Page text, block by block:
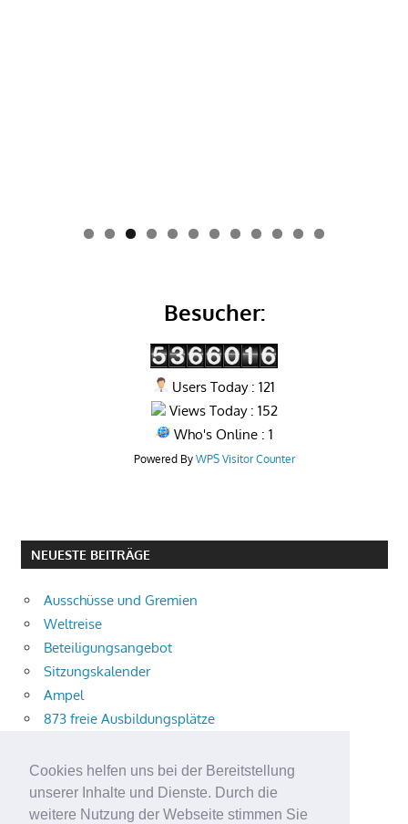
Cookies helfen uns bei der Bereitstellung
unserer Inhalte und Dienste. Durch die
weitere Nutzung der Webseite stimmen Sie
0 1 2
Besucher:
Users Today : 121
Views Today : 152
Who's Online : 1
Powered By WPS Visitor Counter
NEUESTE BEITRÄGE
Ausschüsse und Gremien
Weltreise
Beteiligungsangebot
Sitzungskalender
Ampel
873 freie Ausbildungsplätze
Aktuelle Verkehrsmeldungen
Terracliff
Wärmeplanung